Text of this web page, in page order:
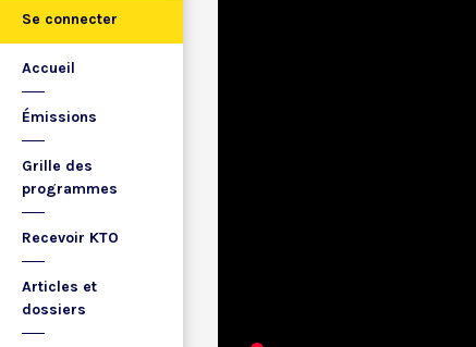
Se connecter
Accueil
Émissions
Grille des
programmes
Recevoir KTO
Articles et
dossiers